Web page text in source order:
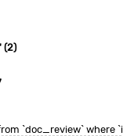
(2)
`doc_review` where